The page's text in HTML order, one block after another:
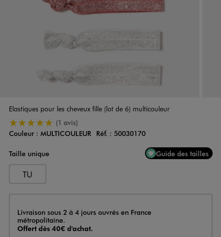
Elastiques pour les cheveux fille (lot de 6) multicouleur
5/5 de moyenne(1 avis)
Couleur
Couleur : MULTICOULEUR Réf. : 50030170
Taille unique
Guide des tailles
TU
Livraison
Livraison sous 2 à 4 jours ouvrés en France
métropolitaine.
Offert dès 40€ d'achat.